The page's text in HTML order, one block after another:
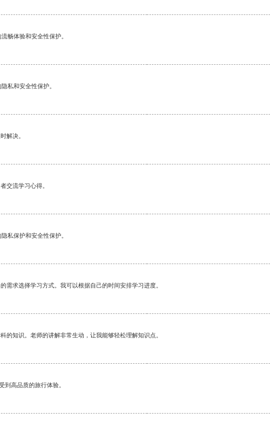
畅体验和安全性保护。
私和安全性保护。
解决。
交流学习心得。
私保护和安全性保护。
需求选择学习方式。我可以根据自己的时间安排学习进度。
的知识。老师的讲解非常生动，让我能够轻松理解知识点。
到高品质的旅行体验。